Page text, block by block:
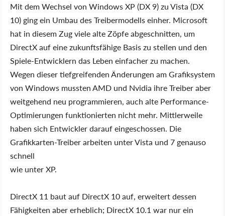
Mit dem Wechsel von Windows XP (DX 9) zu Vista (DX
10) ging ein Umbau des Treibermodells einher. Microsoft
hat in diesem Zug viele alte Zöpfe abgeschnitten, um
DirectX auf eine zukunftsfähige Basis zu stellen und den
Spiele-Entwicklern das Leben einfacher zu machen.
Wegen dieser tiefgreifenden Änderungen am Grafiksystem
von Windows mussten AMD und Nvidia ihre Treiber aber
weitgehend neu programmieren, auch alte Performance-
Optimierungen funktionierten nicht mehr. Mittlerweile
haben sich Entwickler darauf eingeschossen. Die
Grafikkarten-Treiber arbeiten unter Vista und 7 genauso
schnell
wie unter XP.
DirectX 11 baut auf DirectX 10 auf, erweitert dessen
Fähigkeiten aber erheblich; DirectX 10.1 war nur ein